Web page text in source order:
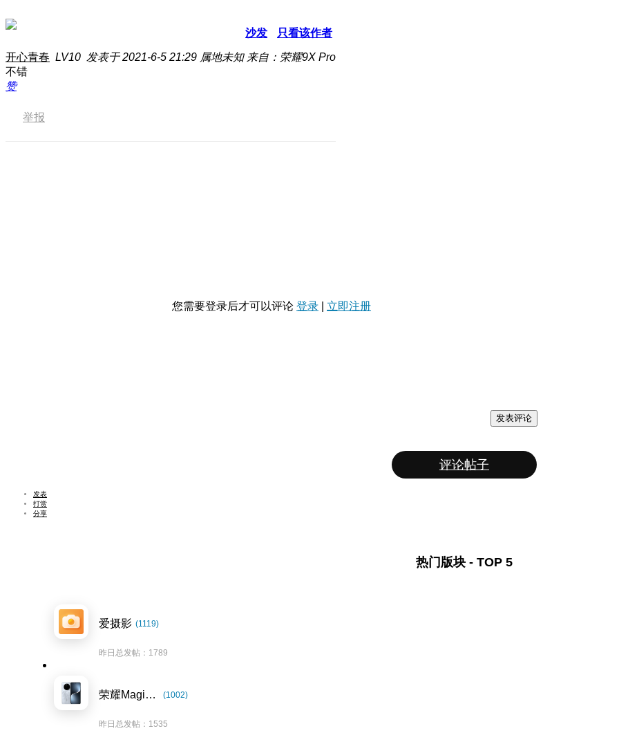
沙发 只看该作者
开心青春 LV10 发表于 2021-6-5 21:29 属地未知 来自：荣耀9X Pro
不错
赞
举报
您需要登录后才可以评论 登录 立即注册
发表评论
评论帖子
发表
打赏
分享
热门版块 - TOP 5
爱摄影 (1119)
昨日总发帖：1789
荣耀Magic7系列 (1002)
昨日总发帖：1535